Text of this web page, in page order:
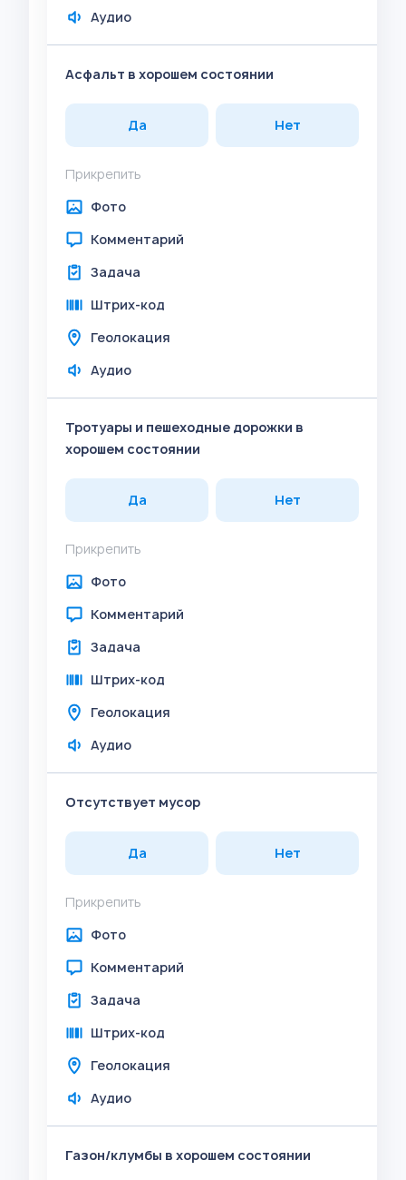
Аудио
Асфальт в хорошем состоянии
Да Нет
Прикрепить
Фото
Комментарий
Задача
Штрих-код
Геолокация
Аудио
Тротуары и пешеходные дорожки в
хорошем состоянии
Да Нет
Прикрепить
Фото
Комментарий
Задача
Штрих-код
Геолокация
Аудио
Отсутствует мусор
Да Нет
Прикрепить
Фото
Комментарий
Задача
Штрих-код
Геолокация
Аудио
Газон/клумбы в хорошем состоянии